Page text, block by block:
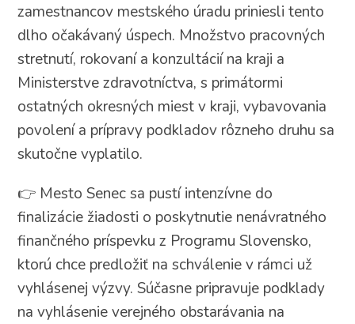
zamestnancov mestského úradu priniesli tento
dlho očakávaný úspech. Množstvo pracovných
stretnutí, rokovaní a konzultácií na kraji a
Ministerstve zdravotníctva, s primátormi
ostatných okresných miest v kraji, vybavovania
povolení a prípravy podkladov rôzneho druhu sa
skutočne vyplatilo.
👉 Mesto Senec sa pustí intenzívne do
finalizácie žiadosti o poskytnutie nenávratného
finančného príspevku z Programu Slovensko,
ktorú chce predložiť na schválenie v rámci už
vyhlásenej výzvy. Súčasne pripravuje podklady
na vyhlásenie verejného obstarávania na